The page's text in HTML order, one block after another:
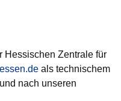
Hessischen Zentrale für
neuen Fenster
als technischem
nach unseren